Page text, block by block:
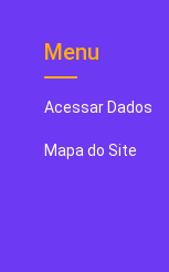
Menu
Acessar Dados
Mapa do Site